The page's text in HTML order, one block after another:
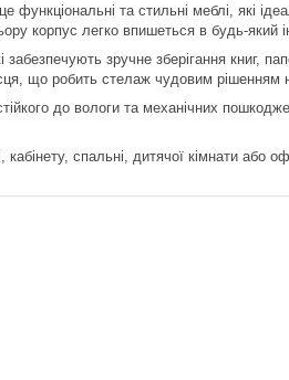
функціональні та стильні меблі, які
корпус легко впишеться в будь-який
забезпечують зручне зберігання книг,
що робить стелаж чудовим рішенням
стійкого до вологи та механічних
спальні, дитячої кімнати або